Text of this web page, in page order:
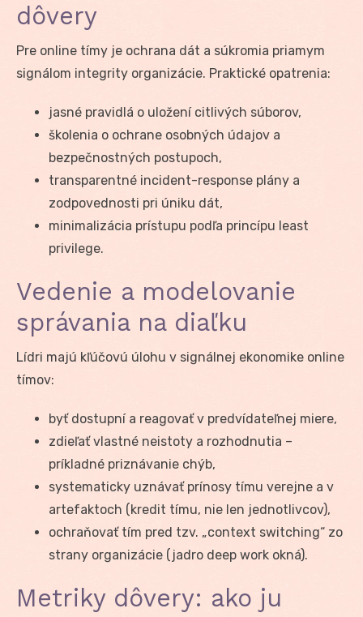
dôvery
Pre online tímy je ochrana dát a súkromia priamym
signálom integrity organizácie. Praktické opatrenia:
jasné pravidlá o uložení citlivých súborov,
školenia o ochrane osobných údajov a
bezpečnostných postupoch,
transparentné incident-response plány a
zodpovednosti pri úniku dát,
minimalizácia prístupu podľa princípu least
privilege.
Vedenie a modelovanie
správania na diaľku
Lídri majú kľúčovú úlohu v signálnej ekonomike online
tímov:
byť dostupní a reagovať v predvídateľnej miere,
zdieľať vlastné neistoty a rozhodnutia –
príkladné priznávanie chýb,
systematicky uznávať prínosy tímu verejne a v
artefaktoch (kredit tímu, nie len jednotlivcov),
ochraňovať tím pred tzv. „context switching“ zo
strany organizácie (jadro deep work okná).
Metriky dôvery: ako ju